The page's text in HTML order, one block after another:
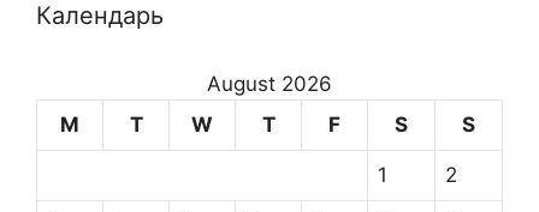
Календарь
August 2026
M
T W T F S S
1 2